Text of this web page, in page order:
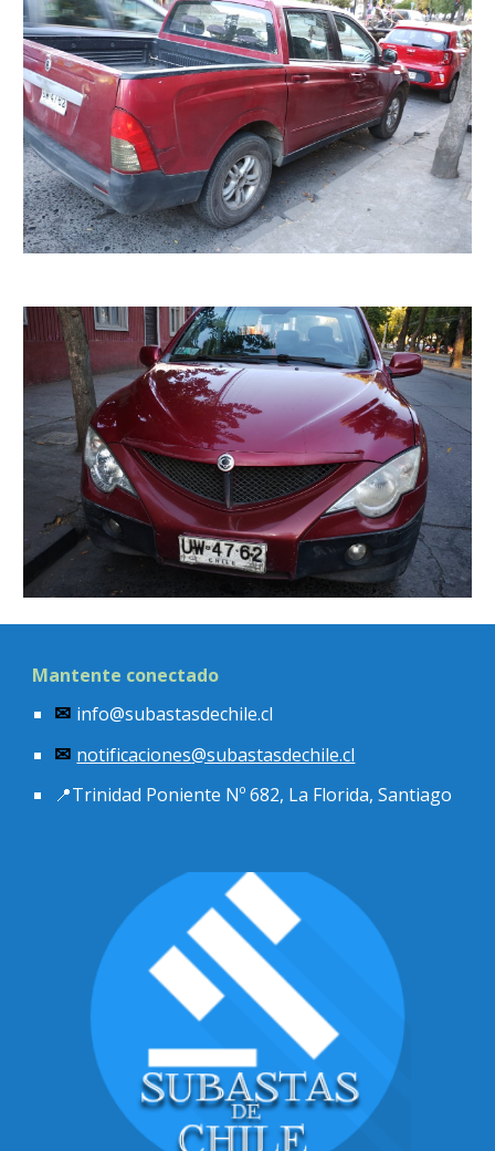
Mantente conectado
✉ info@subastasdechile.cl
✉ notificaciones@subastasdechile.cl
📍Trinidad Poniente Nº 682, La Florida, Santiago